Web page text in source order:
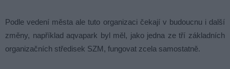
Podle vedení města ale tuto organizaci čekají v budoucnu i další
změny, například aqvapark byl měl, jako jedna ze tří základních
organizačních středisek SZM, fungovat zcela samostatně.